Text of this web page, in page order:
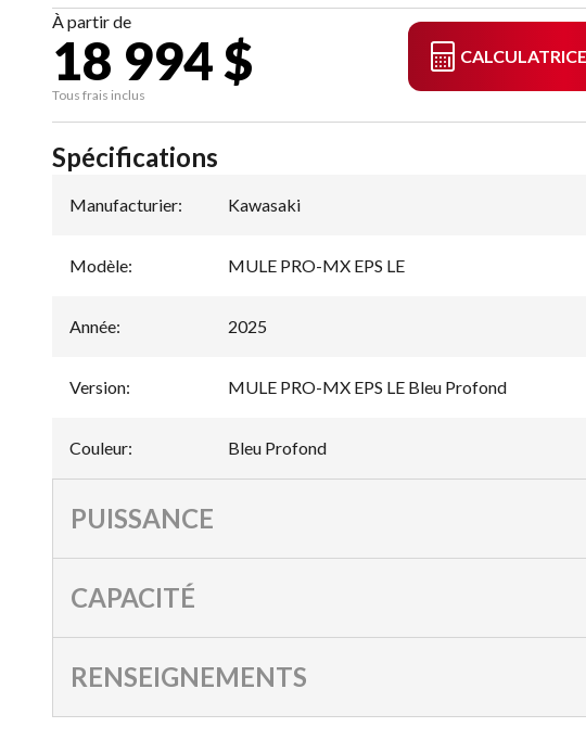
À partir de
18 994 $
Tous frais inclus
Spécifications
Manufacturier: Kawasaki
Modèle: MULE PRO-MX EPS LE
Année: 2025
Version: MULE PRO-MX EPS LE Bleu Profond
Couleur: Bleu Profond
PUISSANCE
CAPACITÉ
RENSEIGNEMENTS